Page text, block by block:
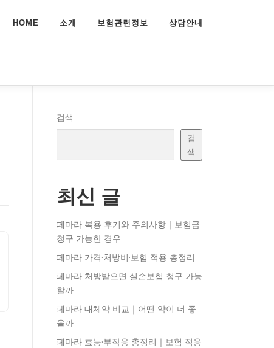
HOME 소개 보험관련정보 상담안내
검색
검
색
최신 글
페마라 복용 후기와 주의사항｜보험금
청구 가능한 경우
페마라 가격·처방비·보험 적용 총정리
페마라 처방받으면 실손보험 청구 가능
할까
페마라 대체약 비교｜어떤 약이 더 좋
을까
페마라 효능·부작용 총정리｜보험 적용